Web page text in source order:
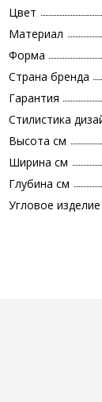
Цвет
Материал
Форма
Страна бренда
Гарантия
Стилистика
Высота см
Ширина см
Глубина см
Угловое изделие